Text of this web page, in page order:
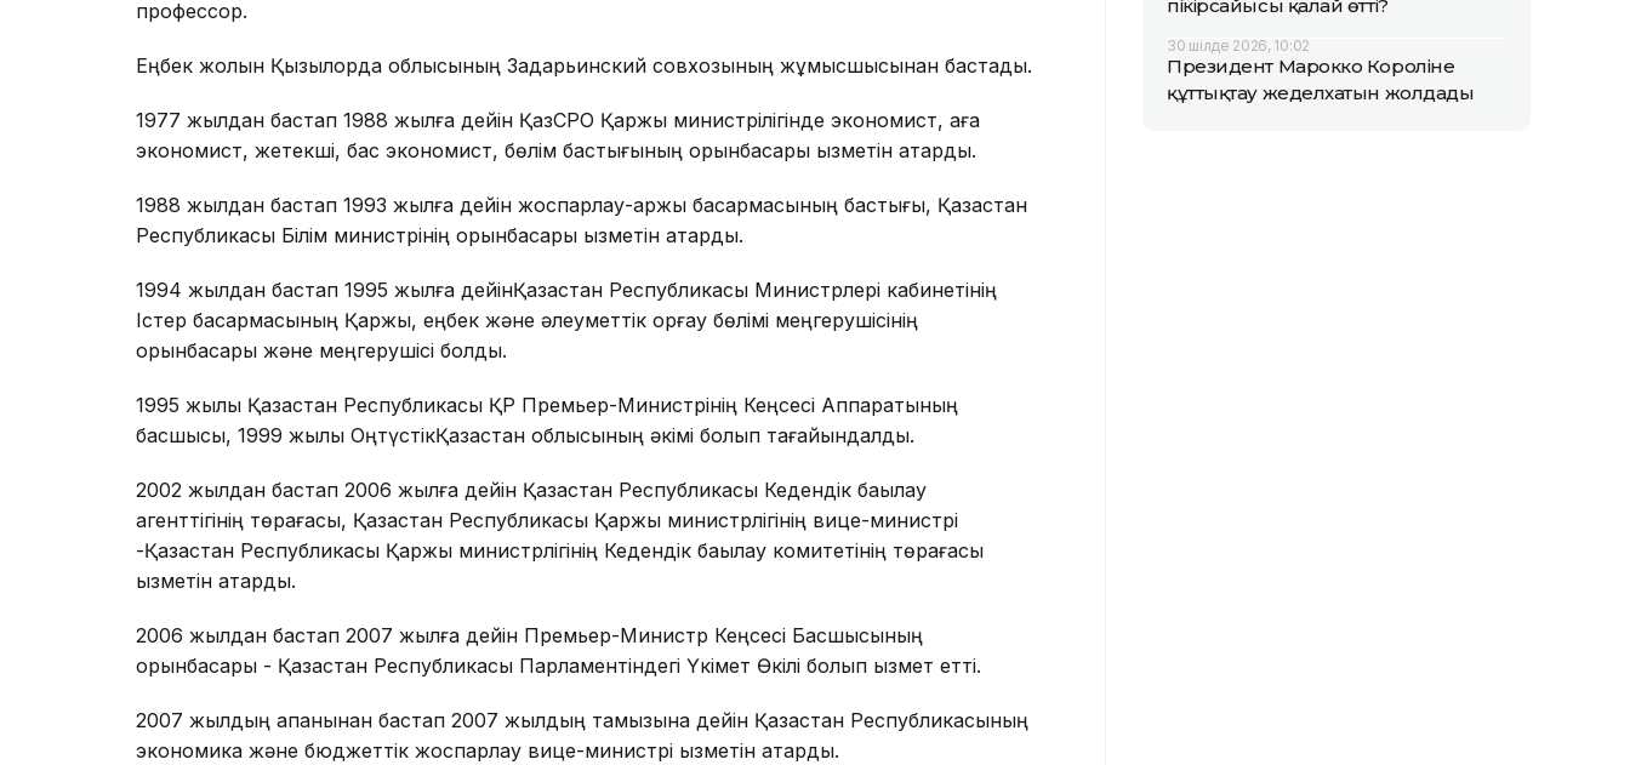
профессор.
Еңбек жолын Қызылорда облысының Задарьинский совхозының жұмысшысынан бастады.
1977 жылдан бастап 1988 жылға дейін ҚазСРО Қаржы министрілігінде экономист, аға
экономист, жетекші, бас экономист, бөлім бастығының орынбасары қызметін атқарды.
1988 жылдан бастап 1993 жылға дейін жоспарлау-қаржы басқармасының бастығы, Қазақстан
Республикасы Білім министрінің орынбасары қызметін атқарды.
1994 жылдан бастап 1995 жылға дейінҚазақстан Республикасы Министрлері кабинетінің
Істер басқармасының Қаржы, еңбек және әлеуметтік қорғау бөлімі меңгерушісінің
орынбасары және меңгерушісі болды.
1995 жылы Қазақстан Республикасы ҚР Премьер-Министрінің Кеңсесі Аппаратының
басшысы, 1999 жылы ОңтүстікҚазақстан облысының әкімі болып тағайындалды.
2002 жылдан бастап 2006 жылға дейін Қазақстан Республикасы Кедендік бақылау
агенттігінің төрағасы, Қазақстан Республикасы Қаржы министрлігінің вице-министрі
-Қазақстан Республикасы Қаржы министрлігінің Кедендік бақылау комитетінің төрағасы
қызметін атқарды.
2006 жылдан бастап 2007 жылға дейін Премьер-Министр Кеңсесі Басшысының
орынбасары - Қазақстан Республикасы Парламентіндегі Үкімет Өкілі болып қызмет етті.
2007 жылдың ақпанынан бастап 2007 жылдың тамызына дейін Қазақстан Республикасының
экономика және бюджеттік жоспарлау вице-министрі қызметін атқарды.
пікірсайысы қалай өтті?
30 шілде 2026, 10:02
Президент Марокко Короліне
құттықтау жеделхатын жолдады